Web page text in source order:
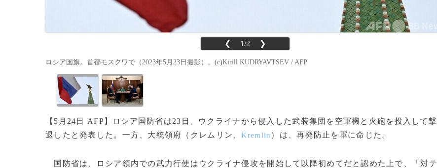
❮ 1/2 ❯
ロシア国旗。首都モスクワで（2023年5月23日撮影）。(c)Kirill KUDRYAVTSEV / AFP
【5月24日 AFP】ロシア国防省は23日、ウクライナから侵入した武装集団を空軍機と火砲を投入して撃
退したと発表した。一方、大統領府（クレムリン、Kremlin ）は、再発防止を軍に命じた。
国防省は、ロシア領内での武力行使はウクライナ侵攻を開始して以降初めてだと認めた上で、「対テ